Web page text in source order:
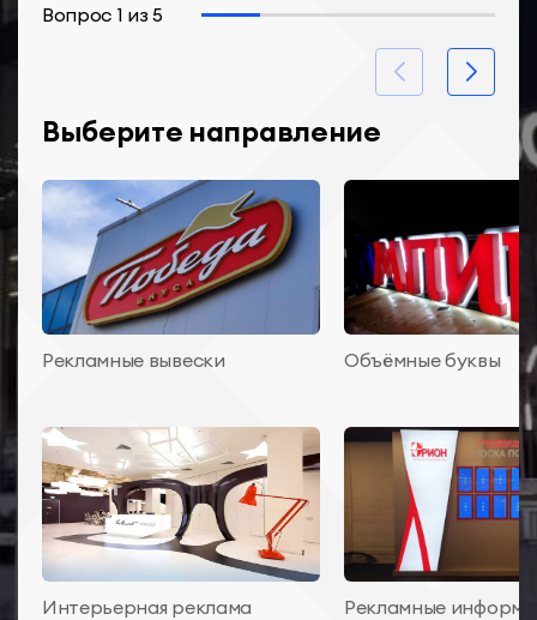
Вопрос 1 из5
Выберите направление
Рекламные вывески Объёмные буквы
Интерьерная реклама
Рекламные